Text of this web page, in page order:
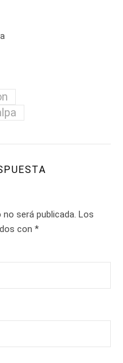
será publicada. Los
con *